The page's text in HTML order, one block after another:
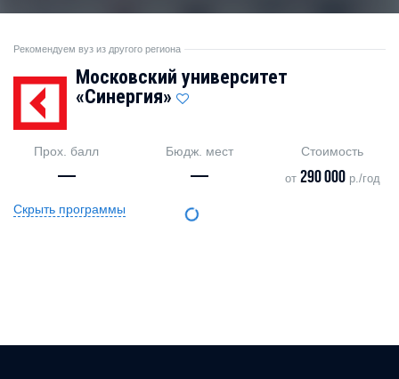
Рекомендуем вуз из другого региона
Московский университет
«Синергия»
Прох. балл
—
Бюдж. мест
—
Стоимость
от 290 000р./год
Скрыть программы